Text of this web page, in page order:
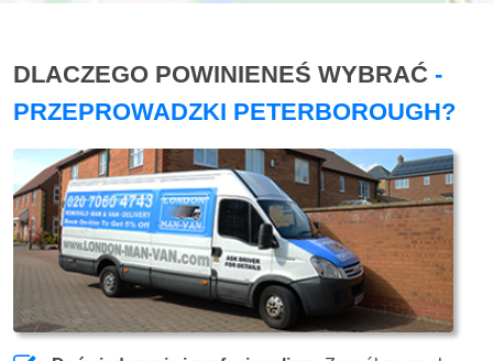
DLACZEGO POWINIENEŚ WYBRAĆ -
PRZEPROWADZKI PETERBOROUGH?